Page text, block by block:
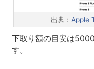
出典： Apple
下取り額の目安は
す。